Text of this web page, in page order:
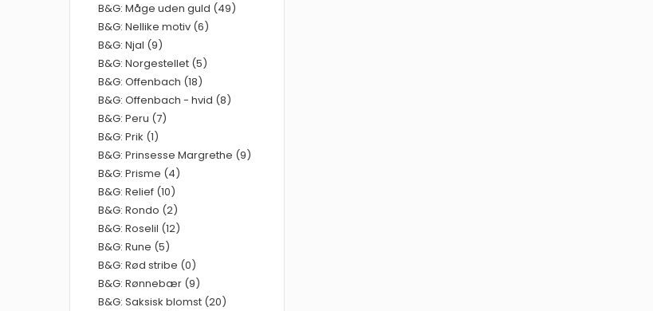
B&G: Måge uden guld (49)
B&G: Nellike motiv (6)
B&G: Njal (9)
B&G: Norgestellet (5)
B&G: Offenbach (18)
B&G: Offenbach - hvid (8)
B&G: Peru (7)
B&G: Prik (1)
B&G: Prinsesse Margrethe (9)
B&G: Prisme (4)
B&G: Relief (10)
B&G: Rondo (2)
B&G: Roselil (12)
B&G: Rune (5)
B&G: Rød stribe (0)
B&G: Rønnebær (9)
B&G: Saksisk blomst (20)